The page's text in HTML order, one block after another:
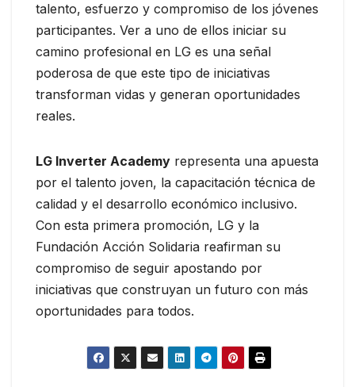
talento, esfuerzo y compromiso de los jóvenes
participantes. Ver a uno de ellos iniciar su
camino profesional en LG es una señal
poderosa de que este tipo de iniciativas
transforman vidas y generan oportunidades
reales.
LG Inverter Academy representa una apuesta
por el talento joven, la capacitación técnica de
calidad y el desarrollo económico inclusivo.
Con esta primera promoción, LG y la
Fundación Acción Solidaria reafirman su
compromiso de seguir apostando por
iniciativas que construyan un futuro con más
oportunidades para todos.